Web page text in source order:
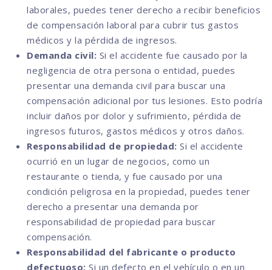
laborales, puedes tener derecho a recibir beneficios
de compensación laboral para cubrir tus gastos
médicos y la pérdida de ingresos.
Demanda civil: Si el accidente fue causado por la
negligencia de otra persona o entidad, puedes
presentar una demanda civil para buscar una
compensación adicional por tus lesiones. Esto podría
incluir daños por dolor y sufrimiento, pérdida de
ingresos futuros, gastos médicos y otros daños.
Responsabilidad de propiedad: Si el accidente
ocurrió en un lugar de negocios, como un
restaurante o tienda, y fue causado por una
condición peligrosa en la propiedad, puedes tener
derecho a presentar una demanda por
responsabilidad de propiedad para buscar
compensación.
Responsabilidad del fabricante o producto
defectuoso: Si un defecto en el vehículo o en un